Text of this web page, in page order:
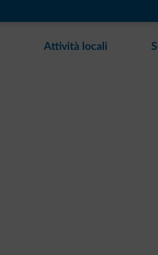
Attività locali